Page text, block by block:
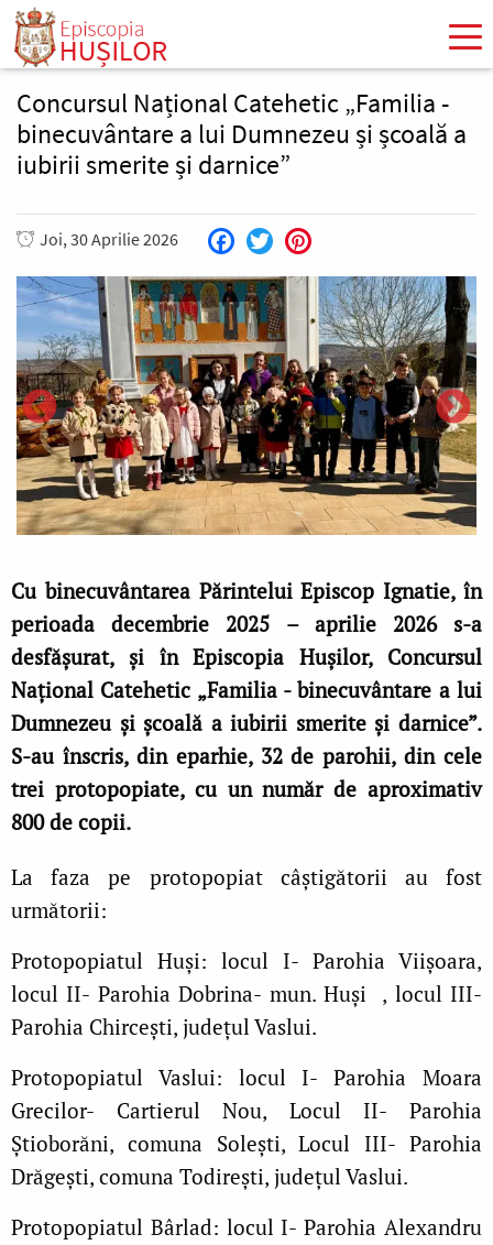
Mergi
conţinutul
principal
Concursul Național Catehetic „Familia -
binecuvântare a lui Dumnezeu și școală a
iubirii smerite și darnice”
Joi, 30 Aprilie 2026 Facebook
Twitter
Cu binecuvântarea Părintelui Episcop Ignatie, în
perioada decembrie 2025 – aprilie 2026 s-a
desfășurat, și în Episcopia Hușilor, Concursul
Național Catehetic „Familia - binecuvântare a lui
Dumnezeu și școală a iubirii smerite și darnice”.
S-au înscris, din eparhie, 32 de parohii, din cele
trei protopopiate, cu un număr de aproximativ
800 de copii.
La faza pe protopopiat câștigătorii au fost
următorii:
Protopopiatul Huși: locul I- Parohia Viișoara,
locul II- Parohia Dobrina- mun. Huși , locul III-
Parohia Chircești, județul Vaslui.
Protopopiatul Vaslui: locul I- Parohia Moara
Grecilor- Cartierul Nou, Locul II- Parohia
Știoborăni, comuna Solești, Locul III- Parohia
Drăgești, comuna Todirești, județul Vaslui.
Protopopiatul Bârlad: locul I- Parohia Alexandru